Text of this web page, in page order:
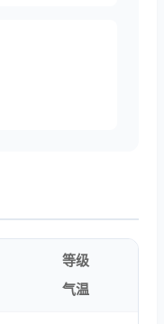
等级
气温